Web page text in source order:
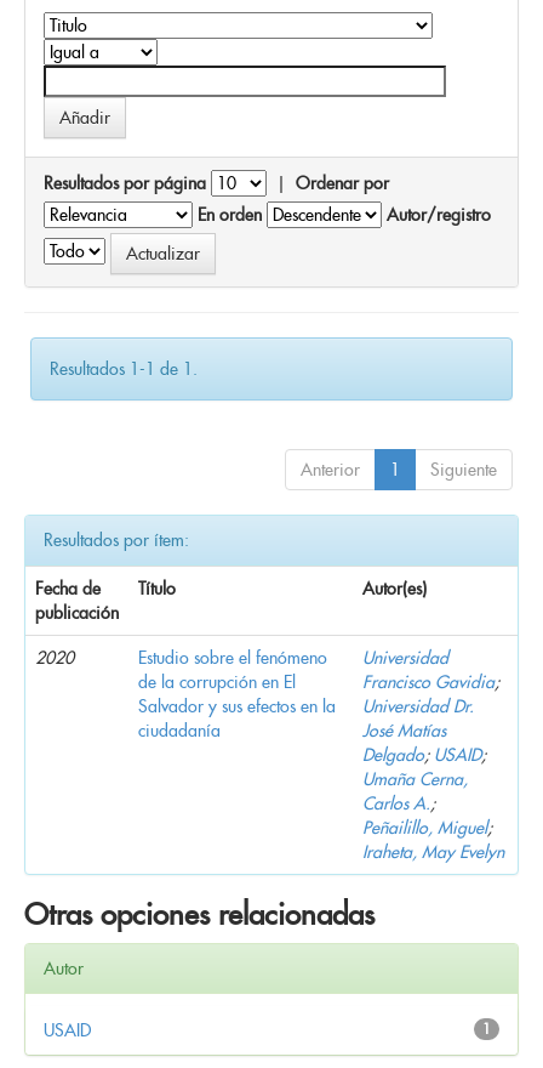
Resultados por página | Ordenar por
En orden
Autor/registro
Resultados 1-1 de 1.
Anterior 1 Siguiente
Resultados por ítem:
Fecha de
publicación
Título Autor(es)
2020
Estudio sobre el fenómeno
de la corrupción en El
Salvador y sus efectos en la
ciudadanía
Universidad
Francisco Gavidia;
Universidad Dr.
José Matías
Delgado; USAID;
Umaña Cerna,
Carlos A.;
Peñailillo, Miguel;
Iraheta, May Evelyn
Otras opciones relacionadas
Autor
1
USAID